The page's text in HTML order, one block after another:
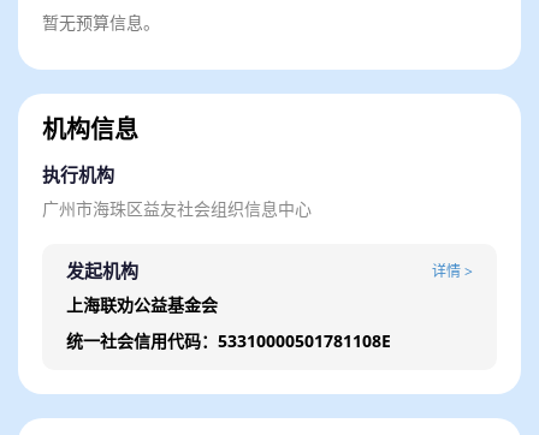
一份信心和力量，直面惨淡的现实和彼岸的理想。
其实，我们也不认为一个作品或者一次发声可以推动出大改
间推动才可能发生的。
奥威尔在《我为什么写作》写到，驱使写作的其中一点动力
的事实把它们记录起来供后代使用。”
也许纪录无法改变现状，但至少为历史留下了一个“今天的存
照”。
暂无预算信息。
机构信息
执行机构
广州市海珠区益友社会组织信息中心
发起机构 详情 >
上海联劝公益基金会
统一社会信用代码：53310000501781108E